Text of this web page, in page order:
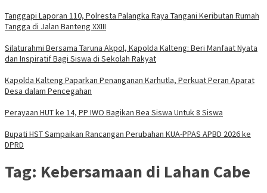
Tanggapi Laporan 110, Polresta Palangka Raya Tangani Keributan Rumah
Tangga di Jalan Banteng XXIII
Silaturahmi Bersama Taruna Akpol, Kapolda Kalteng: Beri Manfaat Nyata
dan Inspiratif Bagi Siswa di Sekolah Rakyat
Kapolda Kalteng Paparkan Penanganan Karhutla, Perkuat Peran Aparat
Desa dalam Pencegahan
Perayaan HUT ke 14, PP IWO Bagikan Bea Siswa Untuk 8 Siswa
Bupati HST Sampaikan Rancangan Perubahan KUA-PPAS APBD 2026 ke
DPRD
Tag: Kebersamaan di Lahan Cabe